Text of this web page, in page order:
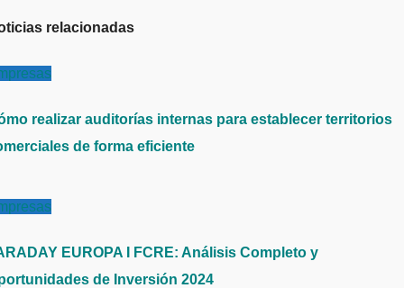
relacionadas
realizar auditorías internas para establecer territorios
de forma eficiente
EUROPA I FCRE: Análisis Completo y
de Inversión 2024